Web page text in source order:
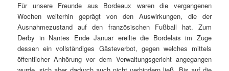
Für unsere Freunde aus Bordeaux waren die vergangenen
Wochen weiterhin geprägt von den Auswirkungen, die der
Ausnahmezustand auf den französischen Fußball hat. Zum
Derby in Nantes Ende Januar ereilte die Bordelais im Zuge
dessen ein vollständiges Gästeverbot, gegen welches mittels
öffentlicher Anhörung vor dem Verwaltungsgericht angegangen